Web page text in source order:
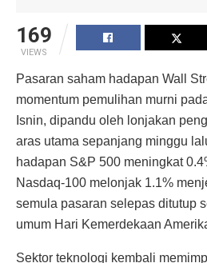
169
VIEWS
Pasaran saham hadapan Wall
momentum pemulihan murni
Isnin, dipandu oleh lonjakan
aras utama sepanjang minggu
hadapan S&P 500 meningkat
Nasdaq-100 melonjak 1.1%
semula pasaran selepas ditutup
umum Hari Kemerdekaan
Sektor teknologi kembali